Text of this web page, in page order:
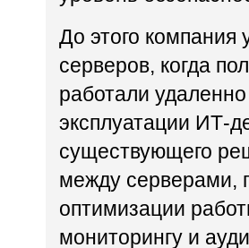
До этого
серверов, когда
работали
эксплуатации ИТ-
существующего
между серверами,
оптимизации
мониторингу и